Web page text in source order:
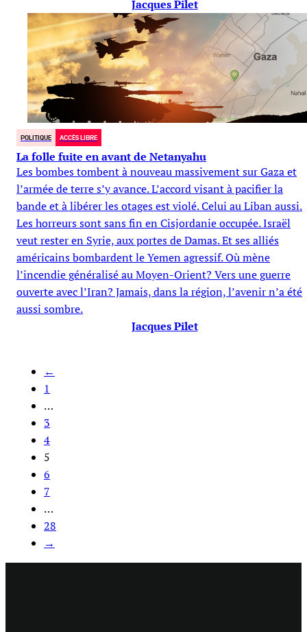
Jacques Pilet
POLITIQUE ACCÈS LIBRE
La folle fuite en avant de Netanyahu
Les bombes tombent à nouveau massivement sur Gaza et
l’armée de terre s’y avance. L’accord visant à pacifier la
bande et à libérer les otages est violé. Celui au Liban aussi.
Les horreurs sont sans fin en Cisjordanie occupée. Israël
veut rester en Syrie, aux portes de Damas. Et ses alliés
américains bombardent le Yemen agressif. Où mène
l’incendie généralisé au Moyen-Orient? Vers une guerre
ouverte avec l’Iran? Jamais, dans la région, l’avenir n’a été
aussi sombre.
Jacques Pilet
←
1
…
3
4
5
6
7
…
28
→